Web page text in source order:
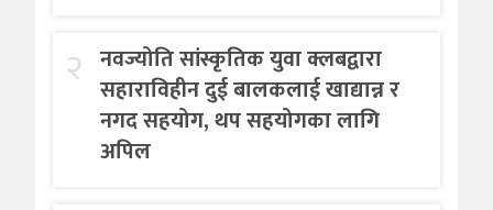
२ नवज्योति सांस्कृतिक युवा क्लबद्वारा
सहाराविहीन दुई बालकलाई खाद्यान्न र
नगद सहयोग, थप सहयोगका लागि
अपिल